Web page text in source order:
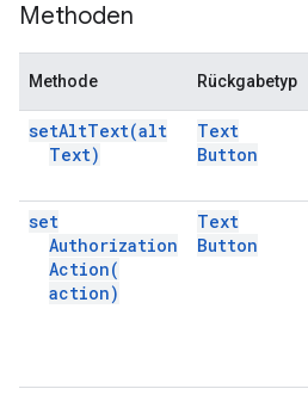
Methoden
Methode Rückgabetyp
setAltText(alt
Text)
Text
Button
set
Authorization
Action(
action)
Text
Button